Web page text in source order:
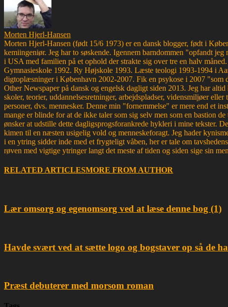
Morten Hjerl-Hansen
Morten Hjerl-Hansen (født 15/6 1973) er en dansk blogger, født i
kemiingeniør. Jeg har to søskende. Igennem barndommen "opfandt
i USA med familien på et ophold der strakte sig over tre en halv
Gymnasieskole 1992. Ry Højskole 1993. Læste teologi 1993-1994 i
digtoplæsninger i København 2002-2007. Fik en psykose i 2007 "som
Other Newspaper på dansk og engelsk dagligt siden 2013. Jeg har
skoler, teorier, uddannelsesretninger, arbejdspladser, vidensmiljøer
personer, dvs. mennesker. Denne min "fornemmelse" er mere end et
mange er blinde for at de ikke taler som sig selv men som en bastion
ønsker at udstille dette dagligsprogsforankrede hykleri i mine tekster.
kimen til en næsten usigelig vold og menneskeforagt. Jeg hader
i en ytring sidder inde med et frygteligt våben, her er tale om
røven med vigtige ytringer langt det meste af tiden og siden sige sin
RELATED ARTICLESMORE FROM AUTHOR
Lær omsorg og egenomsorg ved at læse denne bog (1)
Havde svært ved at sætte logo og bogstaver op så de
Præst debuterer med morsom roman